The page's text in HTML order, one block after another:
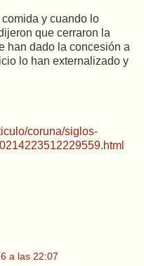
y cuando lo
que cerraron la
han dado la concesión a
lo han externalizado y
coruna/siglos-
a las 22:07